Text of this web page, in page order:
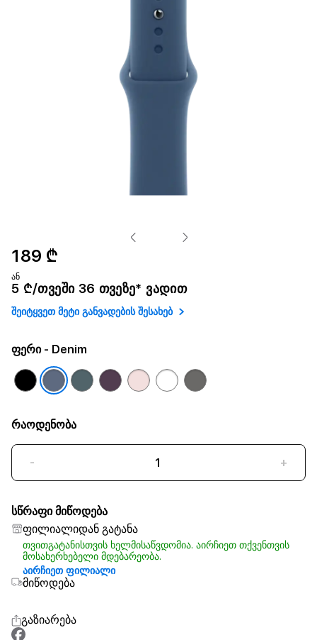
189 ₾
ან
5 ₾/თვეში 36 თვეზე* ვადით
შეიტყვეთ მეტი განვადების შესახებ
ფერი- Denim
რაოდენობა
- +
სწრაფი მიწოდება
ფილიალიდან გატანა
თვითგატანისთვის ხელმისაწვდომია. აირჩიეთ თქვენთვის
მოსახერხებელი მდებარეობა.
აირჩიეთ ფილიალი
მიწოდება
გაზიარება